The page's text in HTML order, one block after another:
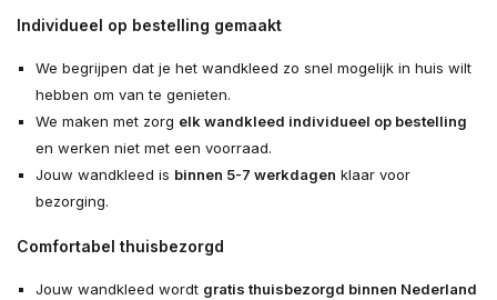
Individueel op bestelling gemaakt
We begrijpen dat je het wandkleed zo snel mogelijk in huis wilt
hebben om van te genieten.
We maken met zorg elk wandkleed individueel op bestelling
en werken niet met een voorraad.
Jouw wandkleed is binnen 5-7 werkdagen klaar voor
bezorging.
Comfortabel thuisbezorgd
Jouw wandkleed wordt gratis thuisbezorgd binnen Nederland